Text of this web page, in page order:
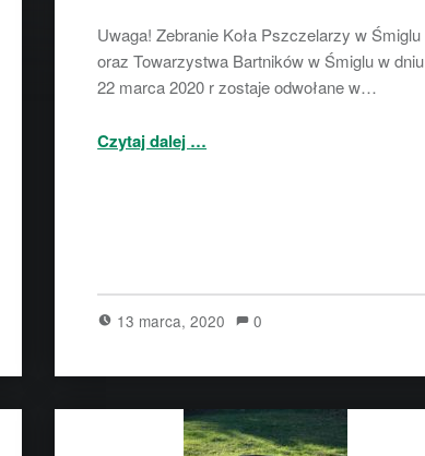
Uwaga! Zebranie Koła Pszczelarzy w Śmiglu
oraz Towarzystwa Bartników w Śmiglu w dniu
22 marca 2020 r zostaje odwołane w…
Czytaj dalej …
13 marca, 2020 0